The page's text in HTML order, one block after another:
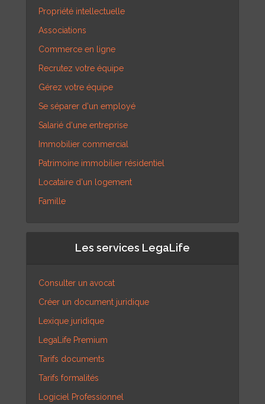
Propriété intellectuelle
Associations
Commerce en ligne
Recrutez votre équipe
Gérez votre équipe
Se séparer d'un employé
Salarié d'une entreprise
Immobilier commercial
Patrimoine immobilier résidentiel
Locataire d'un logement
Famille
Les services LegaLife
Consulter un avocat
Créer un document juridique
Lexique juridique
LegaLife Premium
Tarifs documents
Tarifs formalités
Logiciel Professionnel